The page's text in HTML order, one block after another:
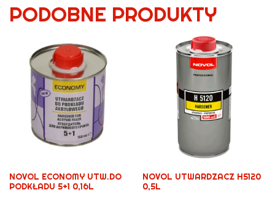
PODOBNE PRODUKTY
NOVOL ECONOMY UTW.DO
PODKŁADU 5+1 0,16L
NOVOL UTWARDZACZ H5120
0,5L